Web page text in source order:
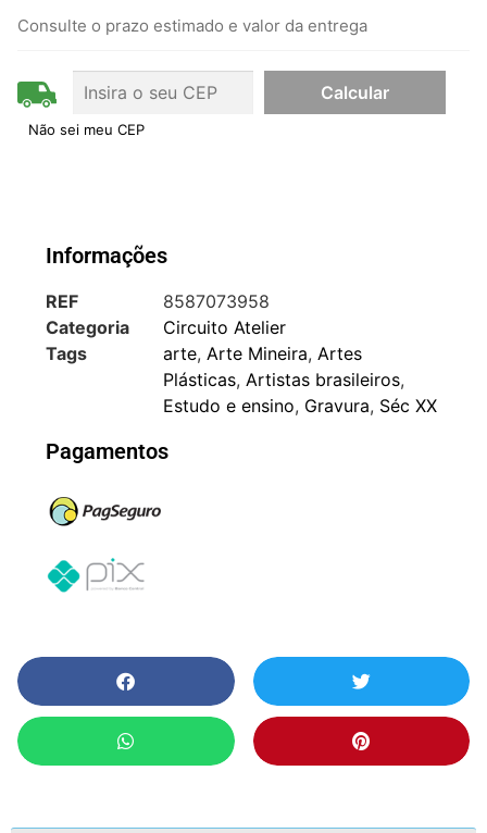
Consulte o prazo estimado e valor da entrega
Não sei meu CEP
Informações
REF
8587073958
Categoria
Circuito Atelier
Tags
arte, Arte Mineira, Artes
Plásticas, Artistas brasileiros,
Estudo e ensino, Gravura, Séc XX
Pagamentos